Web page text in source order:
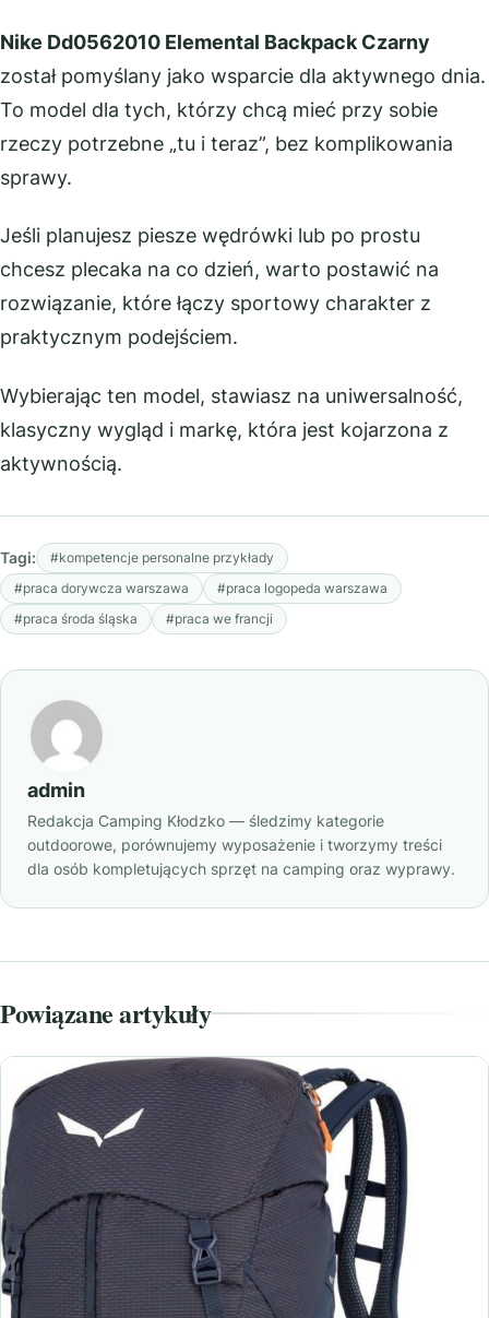
Nike Dd0562010 Elemental Backpack Czarny
został pomyślany jako wsparcie dla aktywnego dnia.
To model dla tych, którzy chcą mieć przy sobie
rzeczy potrzebne „tu i teraz”, bez komplikowania
sprawy.
Jeśli planujesz piesze wędrówki lub po prostu
chcesz plecaka na co dzień, warto postawić na
rozwiązanie, które łączy sportowy charakter z
praktycznym podejściem.
Wybierając ten model, stawiasz na uniwersalność,
klasyczny wygląd i markę, która jest kojarzona z
aktywnością.
Tagi:
#kompetencje personalne przykłady
#praca dorywcza warszawa
#praca logopeda warszawa
#praca środa śląska
#praca we francji
admin
Redakcja Camping Kłodzko — śledzimy kategorie
outdoorowe, porównujemy wyposażenie i tworzymy treści
dla osób kompletujących sprzęt na camping oraz wyprawy.
Powiązane artykuły